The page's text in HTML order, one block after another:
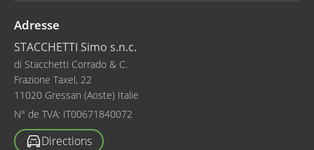
Adresse
STACCHETTI Simo s.n.c.
di Stacchetti Corrado & C.
Frazione Taxel, 22
11020 Gressan (Aoste) Italie
N° de TVA: IT00671840072
Directions